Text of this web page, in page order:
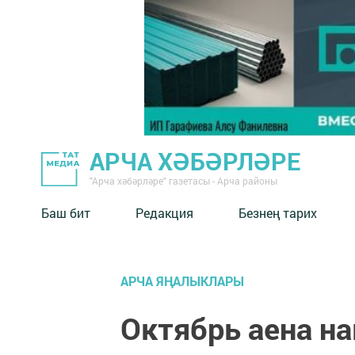
АРЧА ХӘБӘРЛӘРЕ
"Арча хәбәрләре" газетасы - Арча районы
Баш бит Редакция Безнең тарих
АРЧА ЯҢАЛЫКЛАРЫ
Октябрь аена